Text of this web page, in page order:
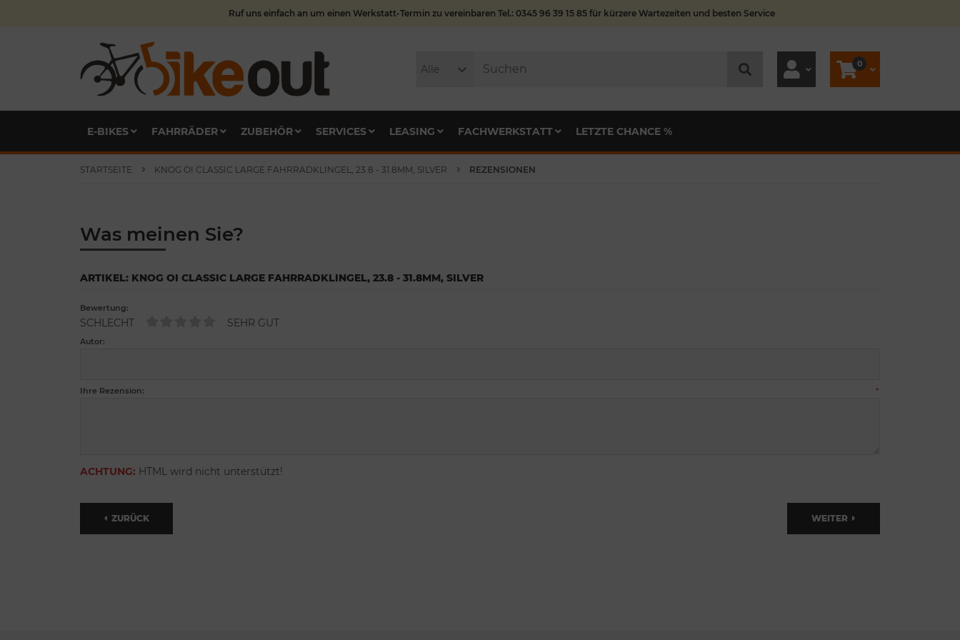
Ruf uns einfach an um einen Werkstatt-Termin zu vereinbaren Tel.: 0345 96 39 15 85 für kürzere Wartezeiten und besten Service
Alle 0
E-BIKES FAHRRÄDER ZUBEHÖR SERVICES LEASING FACHWERKSTATT LETZTE CHANCE %
STARTSEITE KNOG OI CLASSIC LARGE FAHRRADKLINGEL, 23.8 - 31.8MM, SILVER REZENSIONEN
Was meinen Sie?
ARTIKEL: KNOG OI CLASSIC LARGE FAHRRADKLINGEL, 23.8 - 31.8MM, SILVER
Bewertung:
SCHLECHT SEHR GUT
Autor:
Ihre Rezension: *
ACHTUNG: HTML wird nicht unterstützt!
ZURÜCK WEITER